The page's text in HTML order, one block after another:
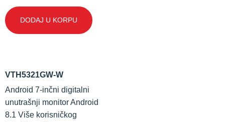
DODAJ U KORPU
VTH5321GW-W
Android 7-inčni digitalni
unutrašnji monitor Android
8.1 Više korisničkog